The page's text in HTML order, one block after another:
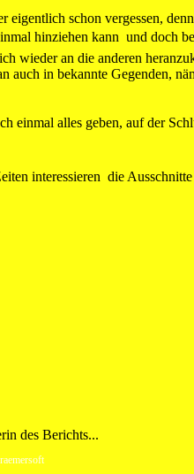
eigentlich schon vergessen,
hinziehen kann  und doch
wieder an die anderen
auch in bekannte Gegenden,
einmal alles geben, auf der
interessieren  die
des Berichts...